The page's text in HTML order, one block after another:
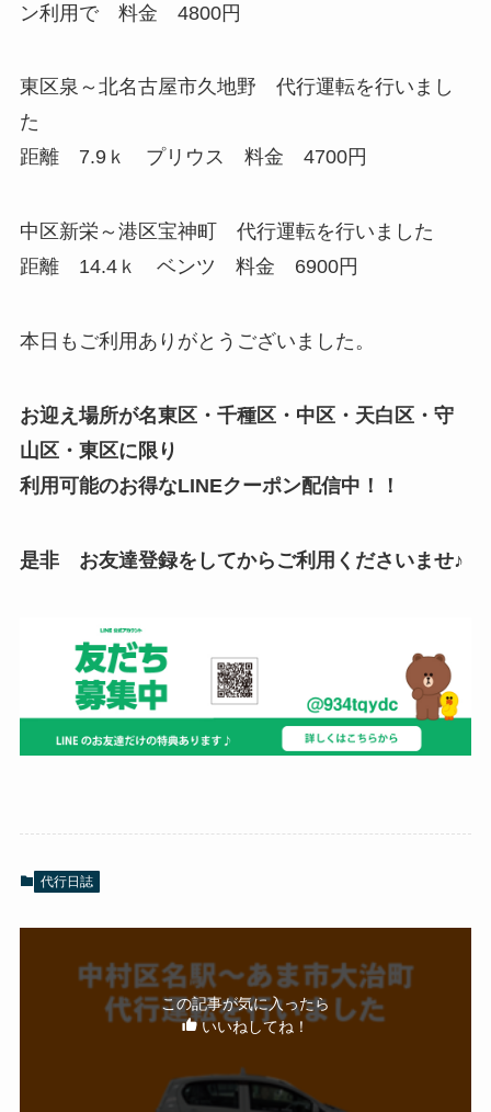
ン利用で 料金 4800円
東区泉～北名古屋市久地野 代行運転を行いまし
た
距離 7.9ｋ プリウス 料金 4700円
中区新栄～港区宝神町 代行運転を行いました
距離 14.4ｋ ベンツ 料金 6900円
本日もご利用ありがとうございました。
お迎え場所が名東区・千種区・中区・天白区・守
山区・東区に限り
利用可能のお得なLINEクーポン配信中！！
是非 お友達登録をしてからご利用くださいませ♪
代行日誌
この記事が気に入ったら
いいねしてね！